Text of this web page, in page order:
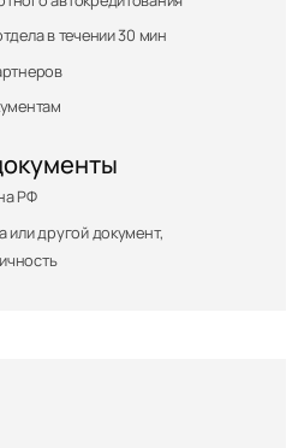
в течении 30 мин
РФ
или другой документ,